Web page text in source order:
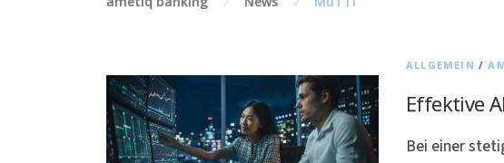
ALLGEMEIN /
Effektive
Bei einer